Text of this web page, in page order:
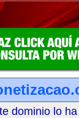
dominio lo